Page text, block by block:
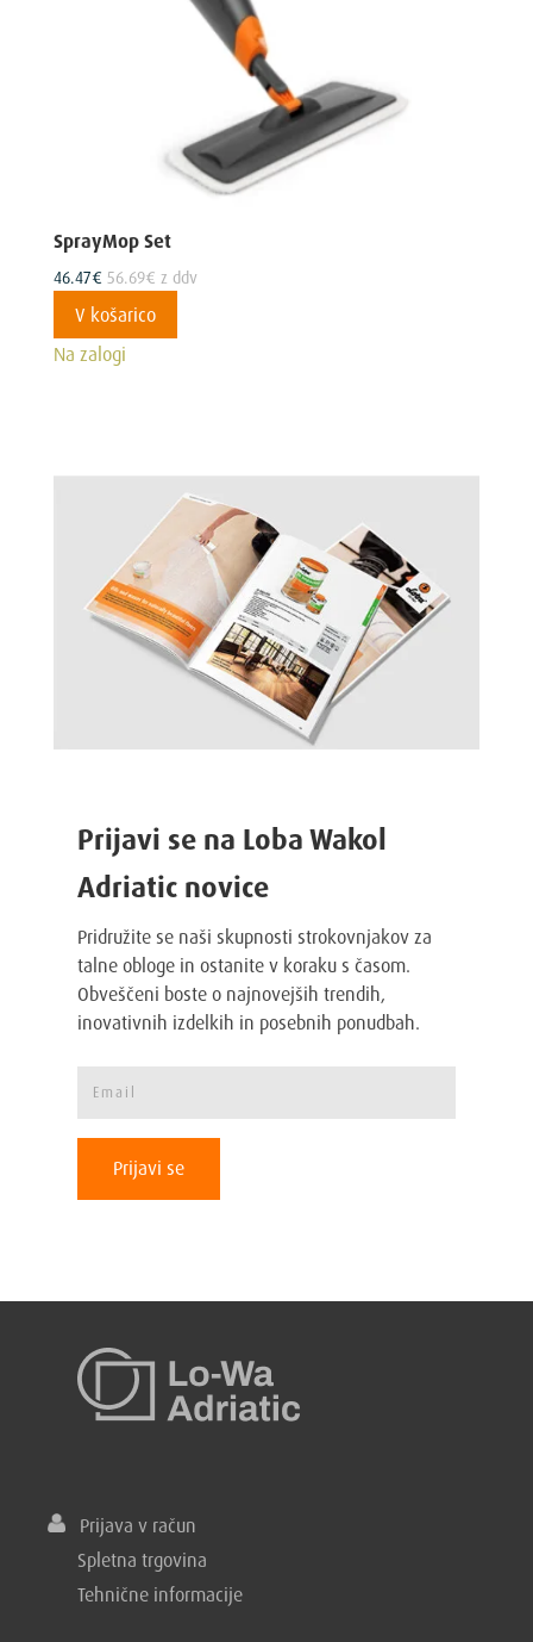
SprayMop Set
46.47€ 56.69€ z ddv
V košarico
Na zalogi
Prijavi se na Loba Wakol
Adriatic novice
Pridružite se naši skupnosti strokovnjakov za
talne obloge in ostanite v koraku s časom.
Obveščeni boste o najnovejših trendih,
inovativnih izdelkih in posebnih ponudbah.
Prijavi se
Prijava v račun
Spletna trgovina
Tehnične informacije